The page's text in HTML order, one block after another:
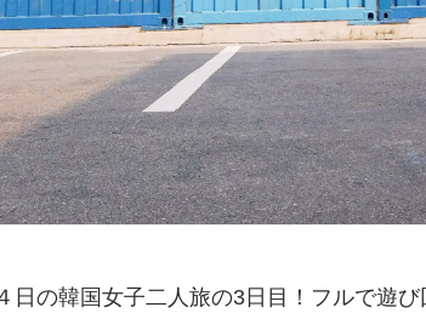
日の韓国女子二人旅の3日目！フルで遊び